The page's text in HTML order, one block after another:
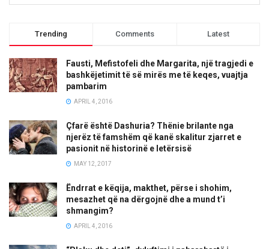
Trending Comments Latest
Fausti, Mefistofeli dhe Margarita, një tragjedi e
bashkëjetimit të së mirës me të keqes, vuajtja
pambarim
APRIL 4, 2016
Çfarë është Dashuria? Thënie brilante nga
njerëz të famshëm që kanë skalitur zjarret e
pasionit në historinë e letërsisë
MAY 12, 2017
Ëndrrat e këqija, makthet, përse i shohim,
mesazhet që na dërgojnë dhe a mund t’i
shmangim?
APRIL 4, 2016